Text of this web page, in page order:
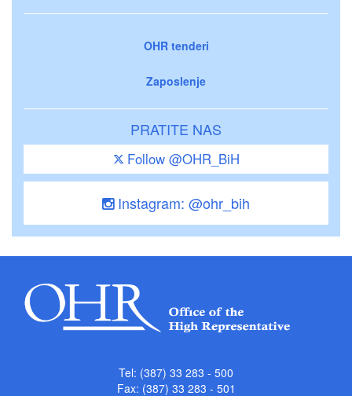
OHR tenderi
Zaposlenje
PRATITE NAS
Follow @OHR_BiH
Instagram: @ohr_bih
Tel: (387) 33 283 - 500
Fax: (387) 33 283 - 501